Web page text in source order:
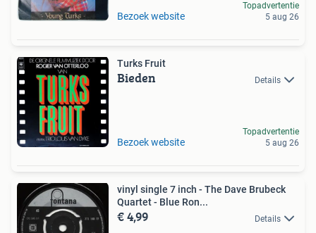
Bezoek website
Topadvertentie
5 aug 26
Turks Fruit
Bieden Details
Bezoek website
Topadvertentie
5 aug 26
vinyl single 7 inch - The Dave Brubeck
Quartet - Blue Ron...
€ 4,99 Details